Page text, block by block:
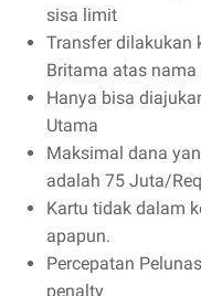
sisa limit
Transfer dilakukan
Britama atas
Hanya bisa
Utama
Maksimal dana
adalah 75 Juta/
Kartu tidak dalam
apapun.
Percepatan
penalty